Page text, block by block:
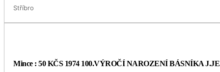
Stříbro
Mince : 50 KČS 1974 100.VÝROČÍ NAROZENÍ BÁSNÍKA